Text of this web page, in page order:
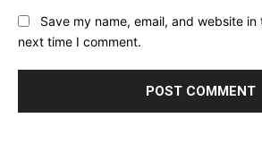
Save my name, email, and website
next time I comment.